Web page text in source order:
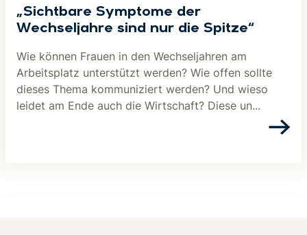
„Sichtbare Symptome der
Wechseljahre sind nur die Spitze“
Wie können Frauen in den Wechseljahren am
Arbeitsplatz unterstützt werden? Wie offen sollte
dieses Thema kommuniziert werden? Und wieso
leidet am Ende auch die Wirtschaft? Diese un...